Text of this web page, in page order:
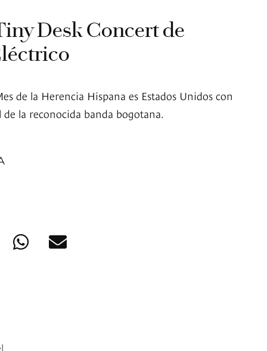
Desk Concert de
de la Herencia Hispana es Estados Unidos con
de la reconocida banda bogotana.